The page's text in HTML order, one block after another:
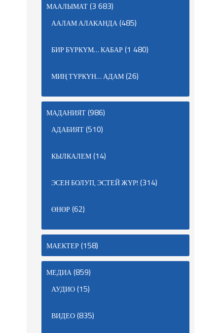
МААЛЫМАТ(3 683)
ААЛАМ АЛАКАНДА(485)
БИР БҮРКҮМ… КАБАР(1 480)
МИҢ ТҮРКҮН… АДАМ(26)
МАДАНИЯТ(986)
АДАБИЯТ(510)
КЫЛКАЛЕМ(14)
ЭСЕН БОЛУП, ЭСТЕЙ ЖҮР! (314)
ӨНӨР(62)
МАЕКТЕР(158)
МЕДИА(859)
АУДИО(15)
ВИДЕО(835)